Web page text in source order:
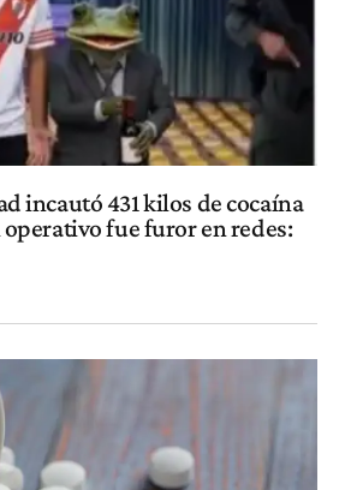
incautó 431 kilos de cocaína
fue furor en redes: